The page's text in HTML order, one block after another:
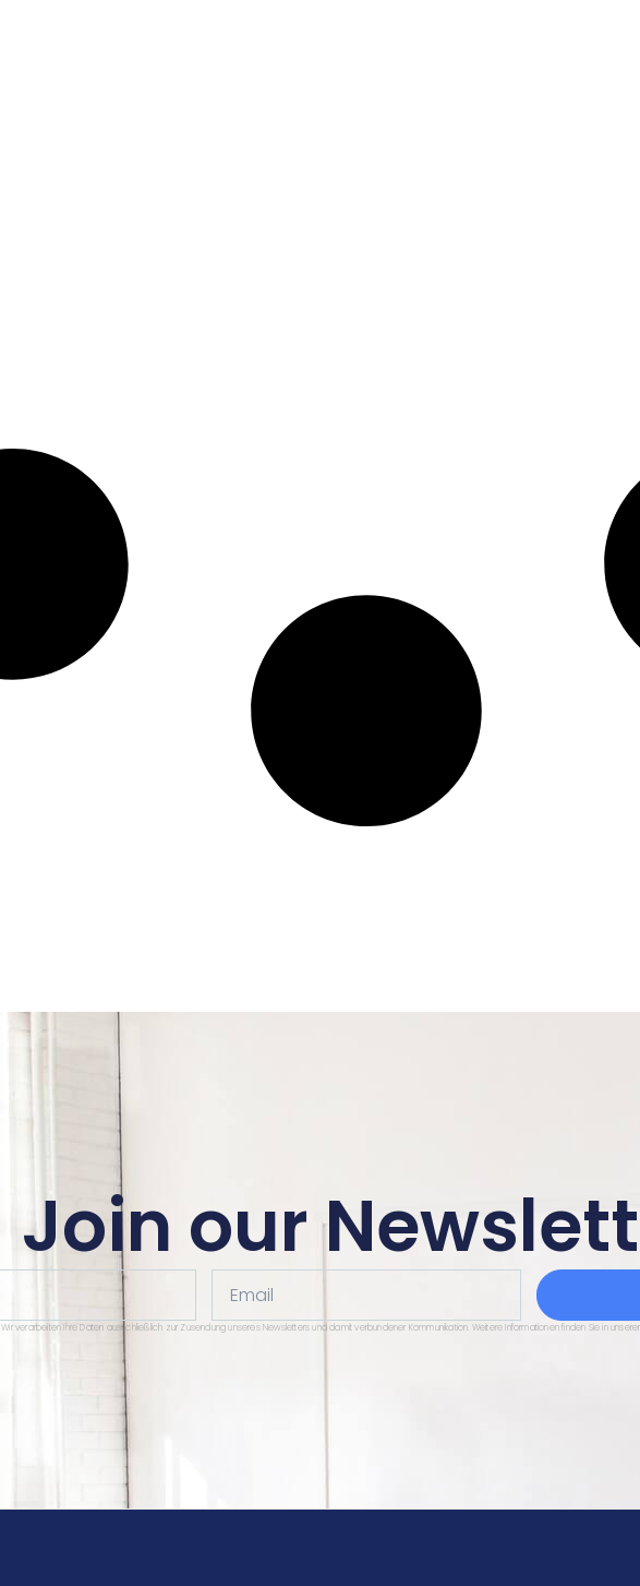
Join our
Email
Wir verarbeiten Ihre Daten ausschließlich zur Zusendung unseres Newsletters und damit verbundener Kommunikation. Weitere Informationen finden Sie in